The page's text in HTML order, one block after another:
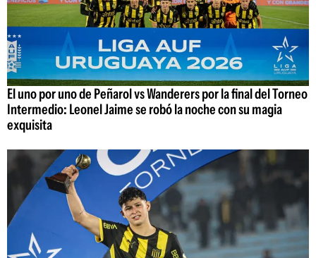
El uno por uno de Peñarol vs Wanderers por la final del Torneo
Intermedio: Leonel Jaime se robó la noche con su magia
exquisita